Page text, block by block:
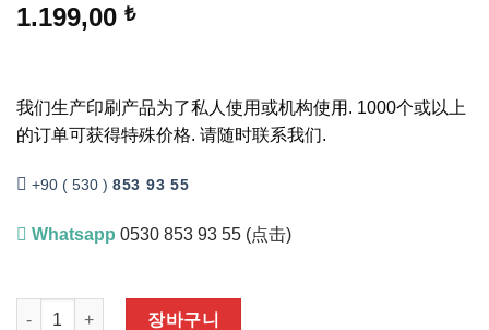
1.199,00 ₺
我们生产印刷产品为了私人使用或机构使用. 1000个或以上
的订单可获得特殊价格. 请随时联系我们.
+90 ( 530 ) 853 93 55
Whatsapp 0530 853 93 55 (点击)
预抹牙膏的一次性牙刷|塑料包装| 100 个 수량
장바구니